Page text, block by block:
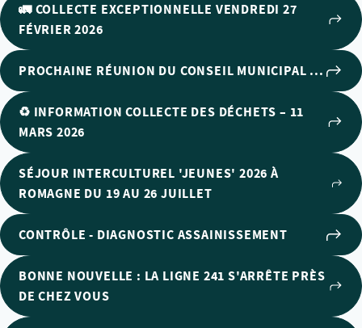
🚛 COLLECTE EXCEPTIONNELLE VENDREDI 27
FÉVRIER 2026
PROCHAINE RÉUNION DU CONSEIL MUNICIPAL ...
♻️ INFORMATION COLLECTE DES DÉCHETS – 11
MARS 2026
SÉJOUR INTERCULTUREL 'JEUNES' 2026 À
ROMAGNE DU 19 AU 26 JUILLET
CONTRÔLE - DIAGNOSTIC ASSAINISSEMENT
BONNE NOUVELLE : LA LIGNE 241 S'ARRÊTE PRÈS
DE CHEZ VOUS